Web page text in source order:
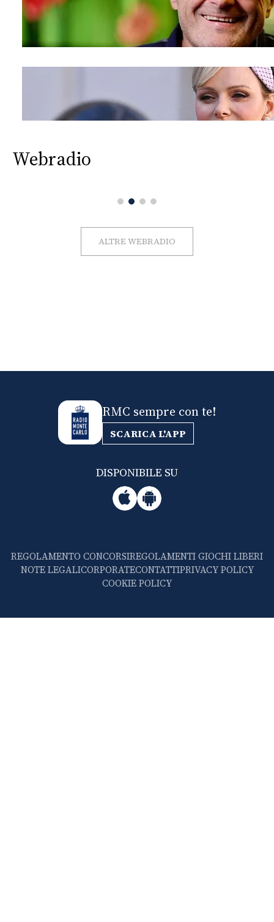
Webradio
ALTRE WEBRADIO
RMC sempre con te!
SCARICA L'APP
DISPONIBILE SU
REGOLAMENTO CONCORSIREGOLAMENTI GIOCHI LIBERI
NOTE LEGALICORPORATECONTATTIPRIVACY POLICY
COOKIE POLICY